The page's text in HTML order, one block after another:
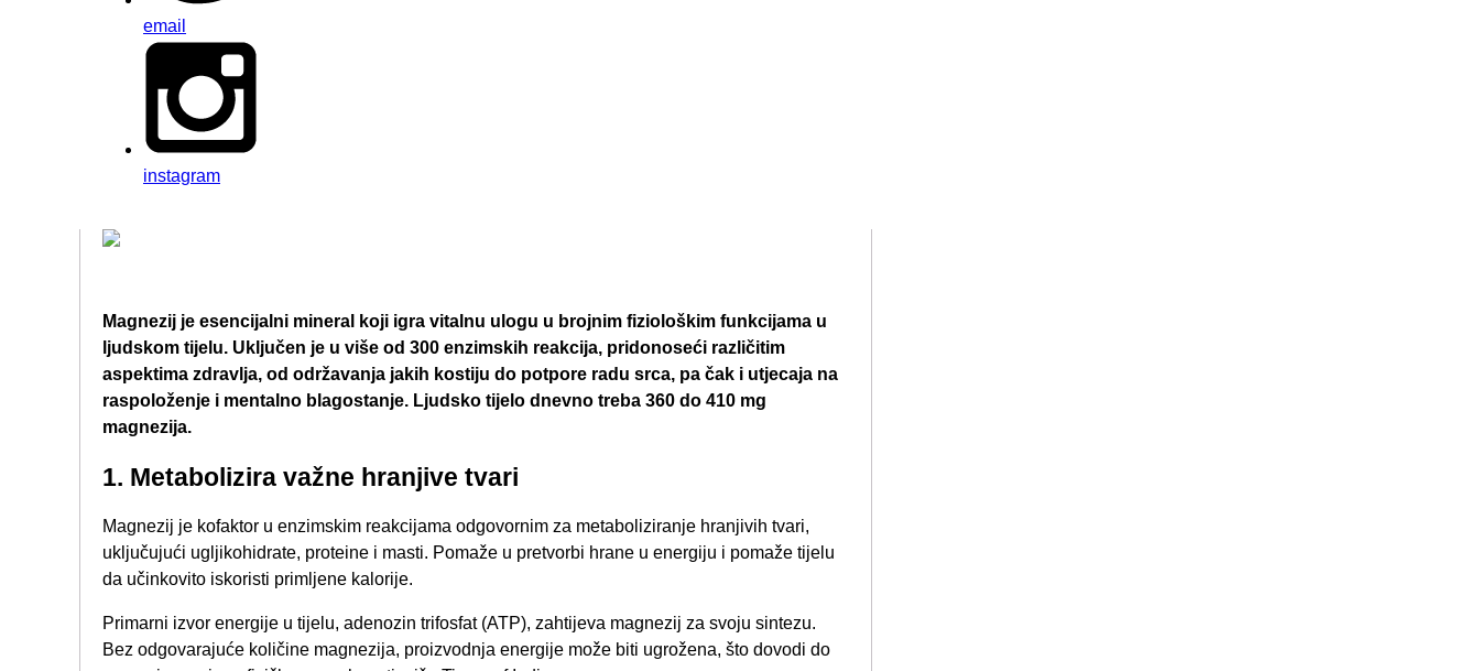
email
instagram
Magnezij je esencijalni mineral koji igra vitalnu ulogu u brojnim fiziološkim funkcijama u
ljudskom tijelu. Uključen je u više od 300 enzimskih reakcija, pridonoseći različitim
aspektima zdravlja, od održavanja jakih kostiju do potpore radu srca, pa čak i utjecaja na
raspoloženje i mentalno blagostanje. Ljudsko tijelo dnevno treba 360 do 410 mg
magnezija​.
1. Metabolizira važne hranjive tvari​
Magnezij je kofaktor u enzimskim reakcijama odgovornim za metaboliziranje hranjivih tvari,
uključujući ugljikohidrate, proteine ​​i masti. Pomaže u pretvorbi hrane u energiju i pomaže tijelu
da učinkovito iskoristi primljene kalorije.
Primarni izvor energije u tijelu, adenozin trifosfat (ATP), zahtijeva magnezij za svoju sintezu.
Bez odgovarajuće količine magnezija, proizvodnja energije može biti ugrožena, što dovodi do